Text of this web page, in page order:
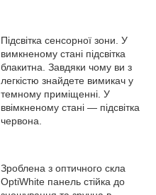
Підсвітка сенсорної зони. У
вимкненому стані підсвітка
блакитна. Завдяки чому ви з
легкістю знайдете вимикач у
темному приміщенні. У
ввімкненому стані — підсвітка
червона.
Зроблена з оптичного скла
OptiWhite панель стійка до